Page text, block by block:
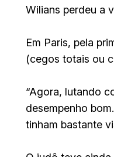
Wilians perdeu a
Em Paris, pela
(cegos totais ou
“Agora, lutando
desempenho
tinham bastante